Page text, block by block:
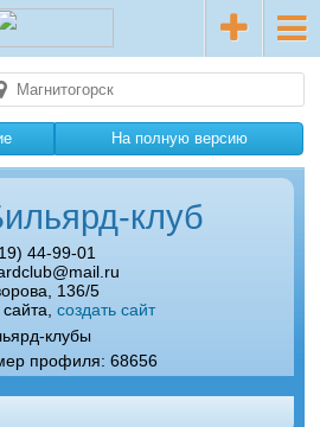
Магнитогорск
На полную версию
клуб
44-99-01
136/5
сайта, создать сайт
клубы
профиля: 68656